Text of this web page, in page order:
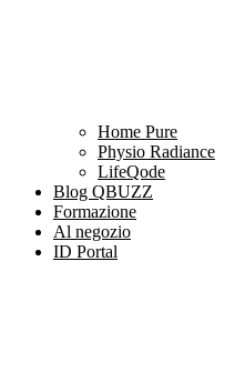
Home Pure
Physio Radiance
LifeQode
Blog QBUZZ
Formazione
Al negozio
ID Portal